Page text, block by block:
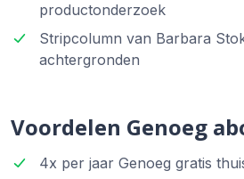
productonderzoek
Stripcolumn van Barbara
achtergronden
Voordelen Genoeg
4x per jaar Genoeg gratis